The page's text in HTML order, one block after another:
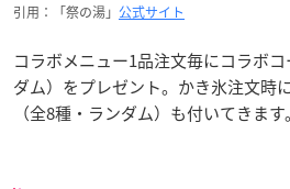
引用：「祭の湯」 公式サイト
コラボメニュー1品注文毎にコラボ
ダム）をプレゼント。かき氷注文時
（全8種・ランダム）も付いてきます。